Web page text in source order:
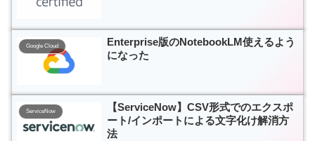
Google Cloud
Enterprise版のNotebookLM使えるよう
になった
ServiceNow
【ServiceNow】CSV形式でのエクスポ
ート/インポートによる文字化け解消方
法